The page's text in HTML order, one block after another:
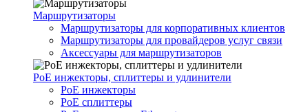
Маршрутизаторы
Маршрутизаторы для корпоративных клиентов
Маршрутизаторы для провайдеров услуг связи
Аксессуары для маршрутизаторов
PoE инжекторы, сплиттеры и удлинители
PoE инжекторы
PoE сплиттеры